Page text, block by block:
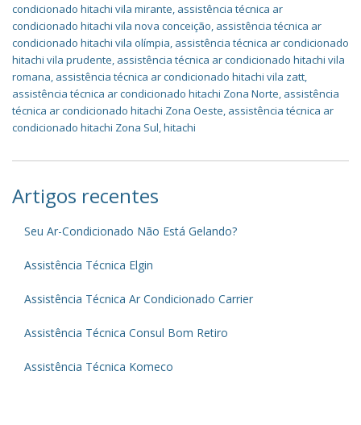
condicionado hitachi vila mirante, assistência técnica ar
condicionado hitachi vila nova conceição, assistência técnica ar
condicionado hitachi vila olímpia, assistência técnica ar condicionado
hitachi vila prudente, assistência técnica ar condicionado hitachi vila
romana, assistência técnica ar condicionado hitachi vila zatt,
assistência técnica ar condicionado hitachi Zona Norte, assistência
técnica ar condicionado hitachi Zona Oeste, assistência técnica ar
condicionado hitachi Zona Sul,hitachi
Artigos recentes
Seu Ar-Condicionado Não Está Gelando?
Assistência Técnica Elgin
Assistência Técnica Ar Condicionado Carrier
Assistência Técnica Consul Bom Retiro
Assistência Técnica Komeco